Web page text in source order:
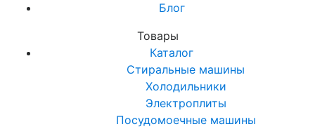
Блог
Товары
Каталог
Стиральные машины
Холодильники
Электроплиты
Посудомоечные машины